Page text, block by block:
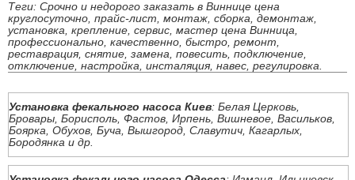
Теги: Срочно и недорого заказать в Виннице цена
круглосуточно, прайс-лист, монтаж, сборка, демонтаж,
установка, крепление, сервис, мастер цена Винница,
профессионально, качественно, быстро, ремонт,
реставрация, снятие, замена, повесить, подключение,
отключение, настройка, инсталяция, навес, регулировка.
Установка фекального насоса Киев: Белая Церковь,
Бровары, Борисполь, Фастов, Ирпень, Вишневое, Васильков,
Боярка, Обухов, Буча, Вышгород, Славутич, Кагарлых,
Бородянка и др.